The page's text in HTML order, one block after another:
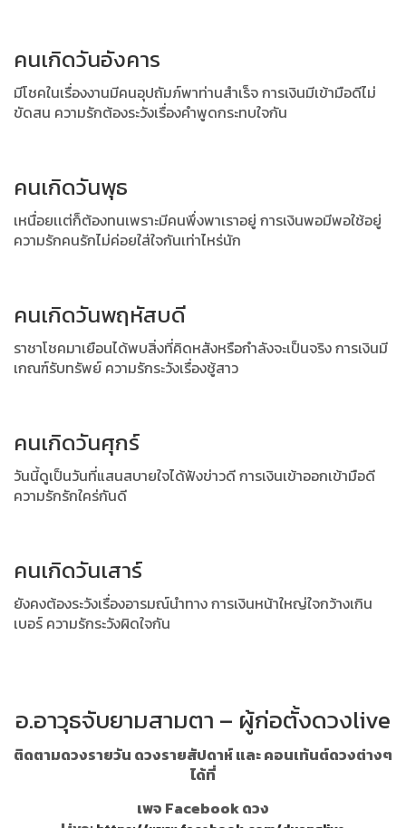
คนเกิดวันอังคาร
มีโชคในเรื่องงานมีคนอุปถัมภ์พาท่านสำเร็จ การเงินมีเข้ามือดีไม่
ขัดสน ความรักต้องระวังเรื่องคำพูดกระทบใจกัน
คนเกิดวันพุธ
เหนื่อยเเต่ก็ต้องทนเพราะมีคนพึ่งพาเราอยู่ การเงินพอมีพอใช้อยู่
ความรักคนรักไม่ค่อยใส่ใจกันเท่าไหร่นัก
คนเกิดวันพฤหัสบดี
ราชาโชคมาเยือนได้พบสิ่งที่คิดหสังหรือกำลังจะเป็นจริง การเงินมี
เกณฑ์รับทรัพย์ ความรักระวังเรื่องชู้สาว
คนเกิดวันศุกร์
วันนี้ดูเป็นวันที่แสนสบายใจได้ฟังข่าวดี การเงินเข้าออกเข้ามือดี
ความรักรักใคร่กันดี
คนเกิดวันเสาร์
ยังคงต้องระวังเรื่องอารมณ์นำทาง การเงินหน้าใหญ่ใจกว้างเกิน
เบอร์ ความรักระวังผิดใจกัน
อ.อาวุธจับยามสามตา – ผู้ก่อตั้งดวงlive
ติดตามดวงรายวัน ดวงรายสัปดาห์ และ คอนเท้นต์ดวงต่างๆ
ได้ที่
เพจ Facebook ดวง